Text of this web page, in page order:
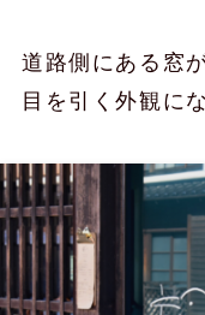
道路側にある窓
目を引く外観に